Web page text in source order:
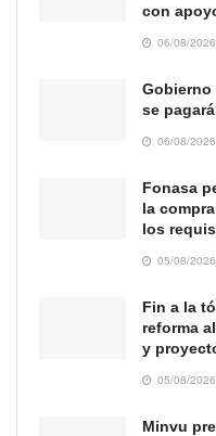
con
06/08/2026
Gobierno
se
06/08/2026
Fonasa
la
los
05/08/2026
Fin a la
reforma
y
05/08/2026
Minvu